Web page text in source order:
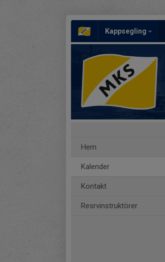
Kappsegling
Hem
Kalender
Kontakt
Resrvinstruktörer